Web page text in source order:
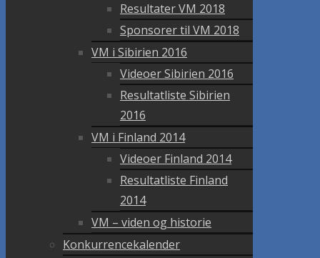
Resultater VM 2018
Sponsorer til VM 2018
VM i Sibirien 2016
Videoer Sibirien 2016
Resultatliste Sibirien
2016
VM i Finland 2014
Videoer Finland 2014
Resultatliste Finland
2014
VM – viden og historie
Konkurrencekalender